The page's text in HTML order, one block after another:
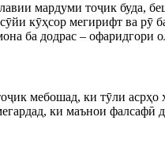
мардуми тоҷик буда,
кӯҳсор мегирифт ва рӯ
ба додрас –
мебошад, ки тӯли асрҳо
ки маънои